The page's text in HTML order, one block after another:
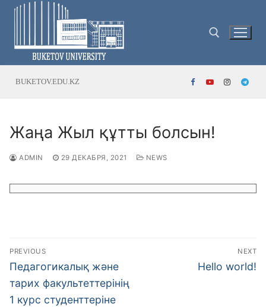
Skip
BUKETOV.EDU.KZ
Жаңа Жыл құтты болсын!
ADMIN 29 ДЕКАБРЯ, 2021 NEWS
Навигация
по
записям
PREVIOUS
Previous
post:
Педагогикалық және
тарих факультеттерінің
1 курс студенттеріне
NEXT
Next
Hello world!